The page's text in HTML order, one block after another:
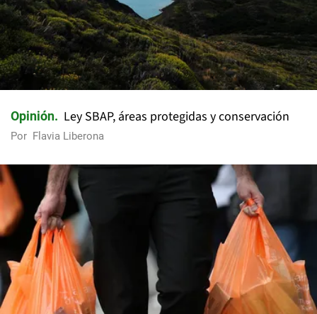
Opinión Ley SBAP, áreas protegidas y conservación
Por Flavia Liberona